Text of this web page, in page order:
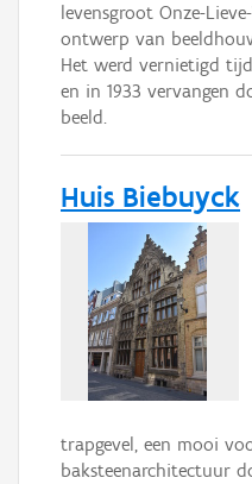
levensgroot Onze-
ontwerp van
Het werd vernietigd
en in 1933 vervangen
beeld.
Huis Biebuyck
trapgevel, een mooi
baksteenarchitectuur